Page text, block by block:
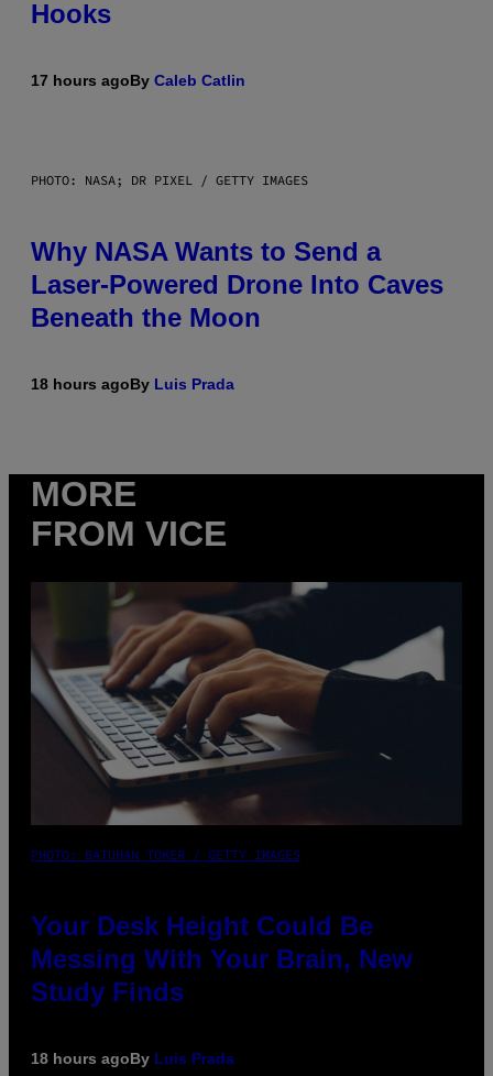
Hooks
17 hours agoBy Caleb Catlin
PHOTO: NASA; DR PIXEL / GETTY IMAGES
Why NASA Wants to Send a
Laser-Powered Drone Into Caves
Beneath the Moon
18 hours agoBy Luis Prada
MORE
FROM VICE
PHOTO: BATUHAN TOKER / GETTY IMAGES
Your Desk Height Could Be
Messing With Your Brain, New
Study Finds
18 hours agoBy Luis Prada